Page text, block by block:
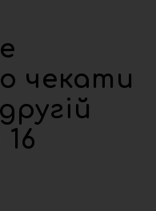
чекати